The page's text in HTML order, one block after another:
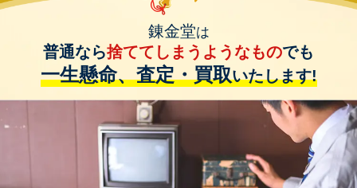
錬金堂は
普通なら捨ててしまうようなものでも
一生懸命、査定・買取いたします!